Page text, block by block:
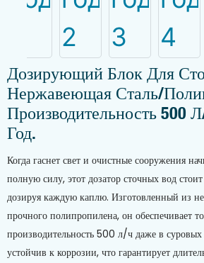
Дозирующий Блок Для
Нержавеющая Сталь/
Производительность 500
Год.
Когда гаснет свет и очистные сооружения
полную силу, этот дозатор сточных вод
дозируя каждую каплю. Изготовленный из
прочного полипропилена, он обеспечивает
производительность 500 л/ч даже в
устойчив к коррозии, что гарантирует